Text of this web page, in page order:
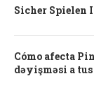
Sicher Spielen
Cómo afecta
dəyişməsi a